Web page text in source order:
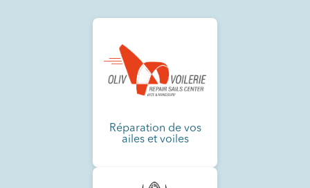
Réparation de vos
ailes et voiles